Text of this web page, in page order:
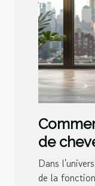
de
Dans
de la